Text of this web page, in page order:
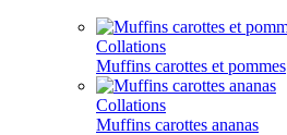
Collations
Muffins carottes et pommes
Collations
Muffins carottes ananas